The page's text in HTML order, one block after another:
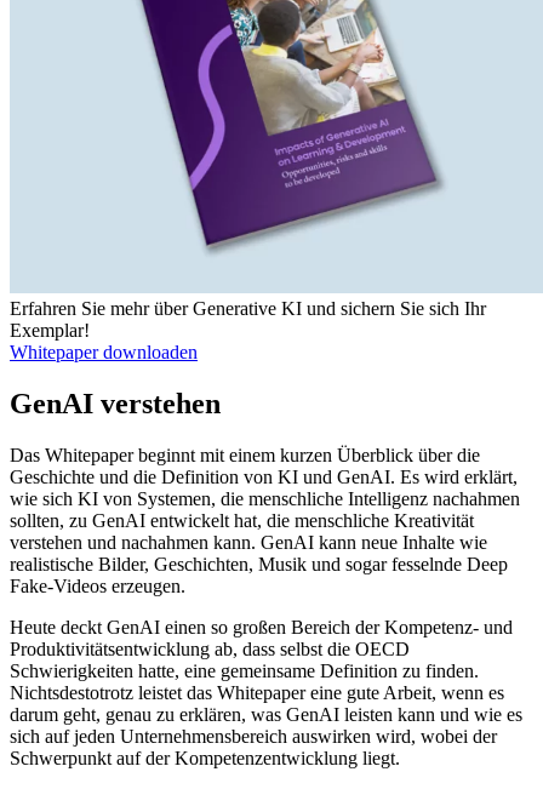
Erfahren Sie mehr über Generative KI und sichern Sie sich Ihr
Exemplar!
Whitepaper downloaden
GenAI verstehen
Das Whitepaper beginnt mit einem kurzen Überblick über die
Geschichte und die Definition von KI und GenAI. Es wird erklärt,
wie sich KI von Systemen, die menschliche Intelligenz nachahmen
sollten, zu GenAI entwickelt hat, die menschliche Kreativität
verstehen und nachahmen kann. GenAI kann neue Inhalte wie
realistische Bilder, Geschichten, Musik und sogar fesselnde Deep
Fake-Videos erzeugen.
Heute deckt GenAI einen so großen Bereich der Kompetenz- und
Produktivitätsentwicklung ab, dass selbst die OECD
Schwierigkeiten hatte, eine gemeinsame Definition zu finden.
Nichtsdestotrotz leistet das Whitepaper eine gute Arbeit, wenn es
darum geht, genau zu erklären, was GenAI leisten kann und wie es
sich auf jeden Unternehmensbereich auswirken wird, wobei der
Schwerpunkt auf der Kompetenzentwicklung liegt.